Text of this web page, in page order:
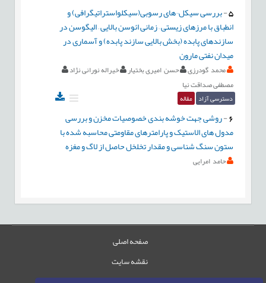
5
-بررسی سیکل¬های رسوبی(سیکلواستراتیگرافی) و
انطباق با مرزهای زیستی – زمانی ائوسن بالایی – الیگوسن در
سازندهای پابده (بخش بالایی سازند پابده) و آسماری در
میدان نفتی مارون
محمد گودرزی حسن امیری بختیار
خیراله نورانی نژاد
مصطفی صداقت نیا
دسترسی آزاد مقاله
6
-روشی جهت خوشه بندی خصوصیات مخزن و بررسی
مدول های الاستیک و پارامترهای مقاومتی محاسبه شده با
ستون سنگ شناسی و مقدار تخلخل حاصل از لاگ و مغزه
حامد امرایی
صفحه اصلی
نقشه سایت